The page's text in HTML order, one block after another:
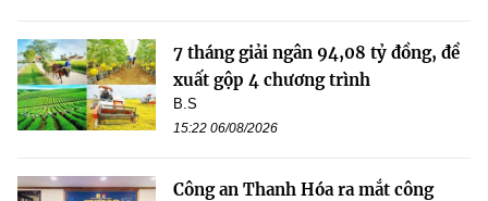
7 tháng giải ngân 94,08 tỷ đồng, đề
xuất gộp 4 chương trình
B.S
15:22 06/08/2026
Công an Thanh Hóa ra mắt công